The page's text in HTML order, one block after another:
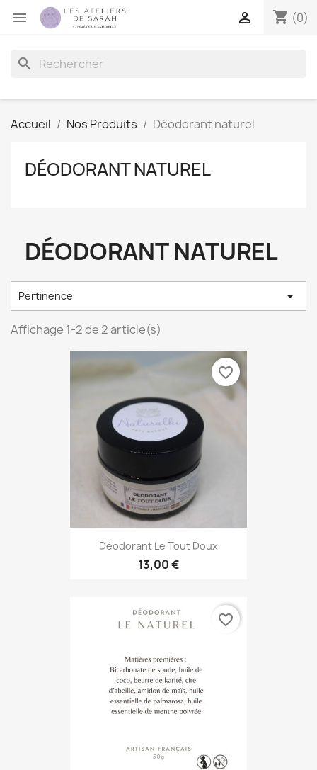
 shopping_cart (0)

search
Accueil Nos Produits Déodorant naturel
DÉODORANT NATUREL
DÉODORANT NATUREL
Pertinence 
Affichage 1-2 de 2 article(s)
Déodorant Le Tout Doux
13,00 €
favorite_border
favorite_border